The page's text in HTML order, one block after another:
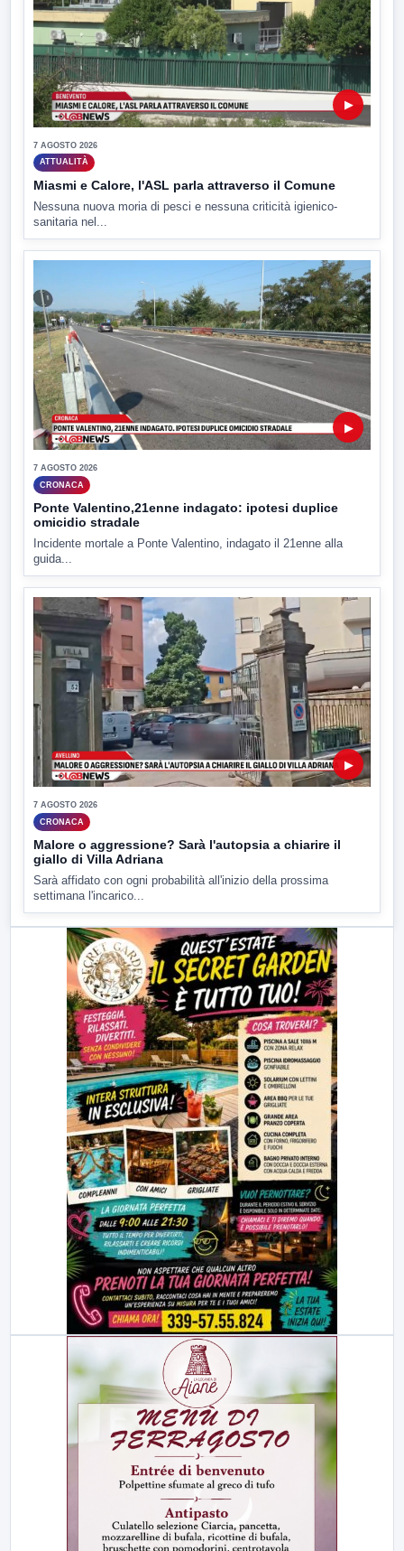
▶
7 AGOSTO 2026
ATTUALITÀ
Miasmi e Calore, l'ASL parla attraverso il Comune
Nessuna nuova moria di pesci e nessuna criticità igienico-
sanitaria nel...
▶
7 AGOSTO 2026
CRONACA
Ponte Valentino,21enne indagato: ipotesi duplice
omicidio stradale
Incidente mortale a Ponte Valentino, indagato il 21enne alla
guida...
▶
7 AGOSTO 2026
CRONACA
Malore o aggressione? Sarà l'autopsia a chiarire il
giallo di Villa Adriana
Sarà affidato con ogni probabilità all'inizio della prossima
settimana l'incarico...